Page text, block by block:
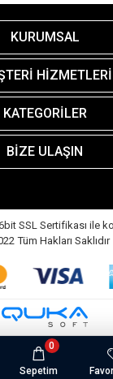
KURUMSAL
HİZMETLERİ
KATEGORİLER
BİZE ULAŞIN
SSL Sertifikası ile
Tüm Hakları Saklıdır
Sepetim
0